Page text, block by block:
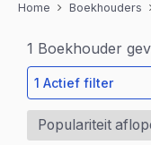
Home Boekhouders
1 Boekhouder
1 Actief filter